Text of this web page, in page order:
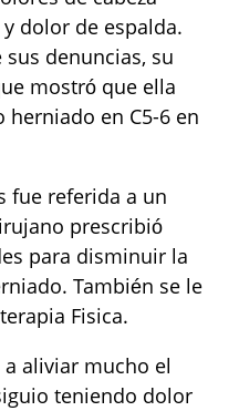
dolor de espalda.
denuncias, su
mostró que ella
en C5-6 en
fue referida a un
prescribió
para disminuir la
También se le
Fisica.
aliviar mucho el
teniendo dolor